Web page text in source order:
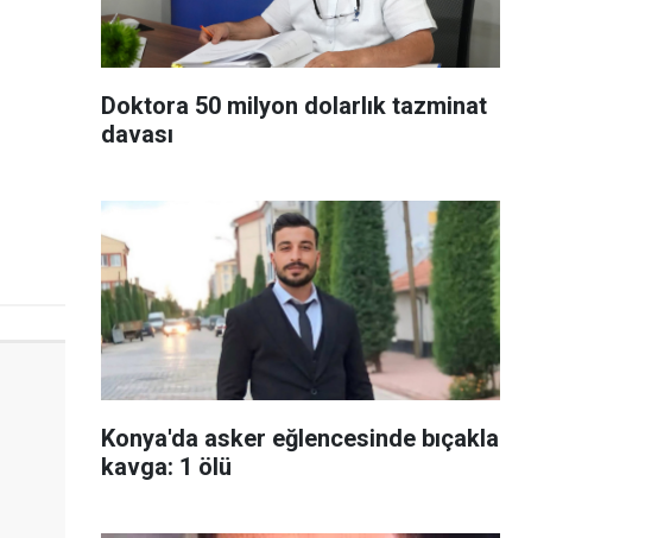
Doktora 50 milyon dolarlık tazminat
davası
Konya'da asker eğlencesinde bıçakla
kavga: 1 ölü